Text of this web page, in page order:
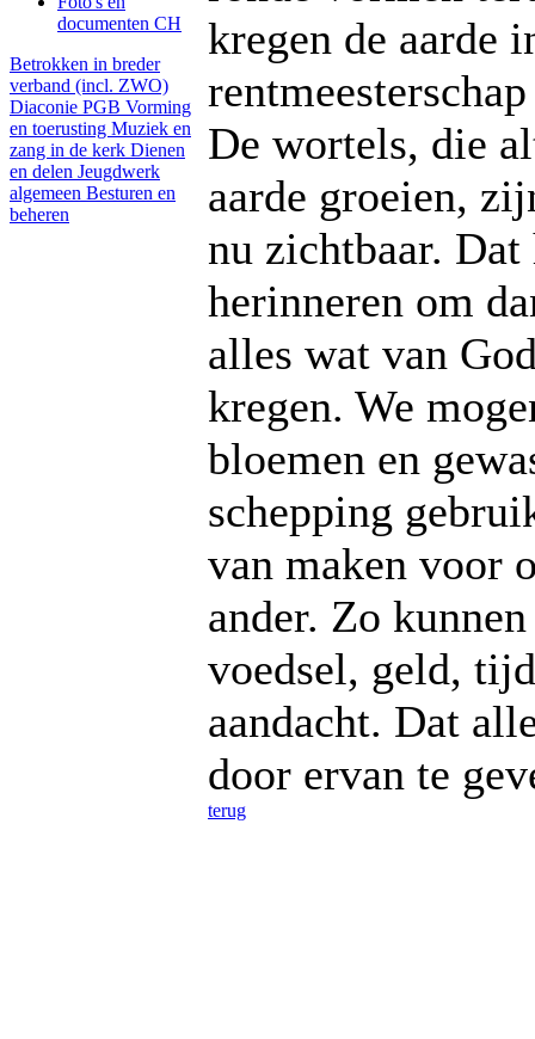
documenten CH
Betrokken in breder
verband (incl. ZWO)
Diaconie PGB Vorming
en toerusting Muziek en
zang in de kerk Dienen
en delen Jeugdwerk
algemeen Besturen en
beheren
kregen de aarde
De wortels, die
aarde groeien,
nu zichtbaar. Dat
herinneren om
alles wat van
kregen. We
bloemen en
schepping
van maken voor
ander. Zo
voedsel, geld,
aandacht. Dat
door ervan te
terug